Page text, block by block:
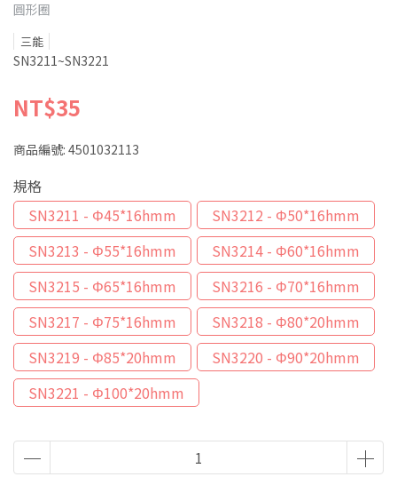
圓形圈
三能
SN3211~SN3221
NT$35
商品編號: 4501032113
規格
SN3211 - Φ45*16hmm
SN3212 - Φ50*16hmm
SN3213 - Φ55*16hmm
SN3214 - Φ60*16hmm
SN3215 - Φ65*16hmm
SN3216 - Φ70*16hmm
SN3217 - Φ75*16hmm
SN3218 - Φ80*20hmm
SN3219 - Φ85*20hmm
SN3220 - Φ90*20hmm
SN3221 - Φ100*20hmm